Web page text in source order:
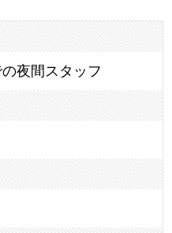
夜間スタッフ